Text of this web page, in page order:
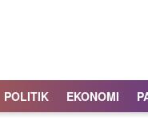
POLITIK EKONOMI